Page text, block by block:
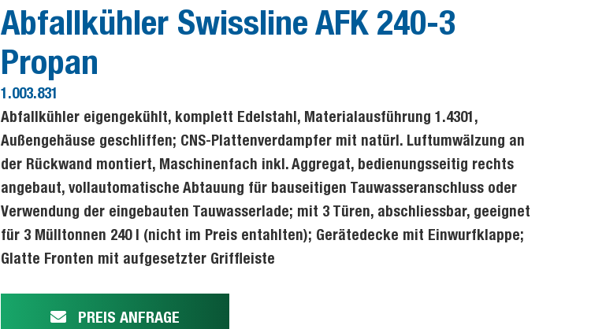
Abfallkühler Swissline AFK 240-3
Propan
1.003.831
Abfallkühler eigengekühlt, komplett Edelstahl, Materialausführung 1.4301,
Außengehäuse geschliffen; CNS-Plattenverdampfer mit natürl. Luftumwälzung an
der Rückwand montiert, Maschinenfach inkl. Aggregat, bedienungsseitig rechts
angebaut, vollautomatische Abtauung für bauseitigen Tauwasseranschluss oder
Verwendung der eingebauten Tauwasserlade; mit 3 Türen, abschliessbar, geeignet
für 3 Mülltonnen 240 l (nicht im Preis entahlten); Gerätedecke mit Einwurfklappe;
Glatte Fronten mit aufgesetzter Griffleiste
PREIS ANFRAGE